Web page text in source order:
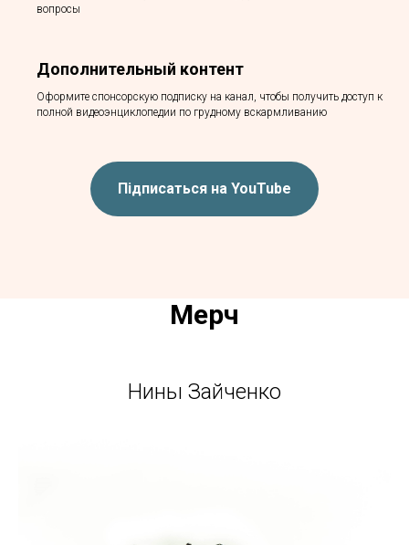
вопросы
Дополнительный контент
Оформите спонсорскую подписку на канал, чтобы получить доступ к
полной видеоэнциклопедии по грудному вскармливанию
Підписаться на YouTube
Мерч
Нины Зайченко